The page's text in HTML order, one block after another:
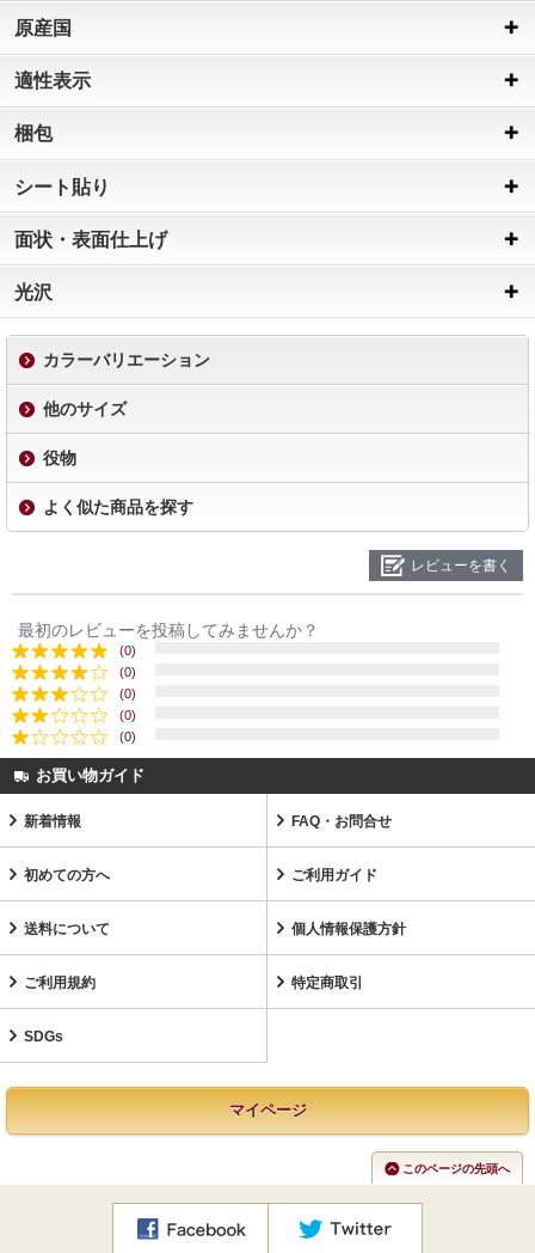
原産国
適性表示
梱包
シート貼り
面状・表面仕上げ
光沢
カラーバリエーション
他のサイズ
役物
よく似た商品を探す
レビューを書く
最初のレビューを投稿してみませんか？
(0)
(0)
(0)
(0)
(0)
お買い物ガイド
新着情報 FAQ・お問合せ
初めての方へ ご利用ガイド
送料について 個人情報保護方針
ご利用規約 特定商取引
SDGs
マイページ
このページの先頭へ